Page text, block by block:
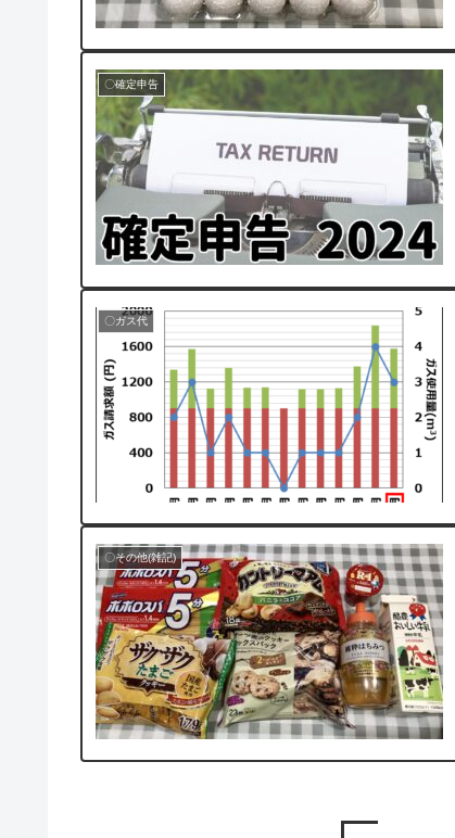
〇確定申告
〇ガス代
〇その他(雑記)